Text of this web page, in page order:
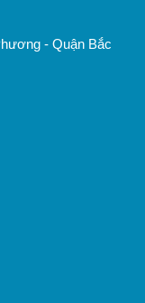
- Quận Bắc